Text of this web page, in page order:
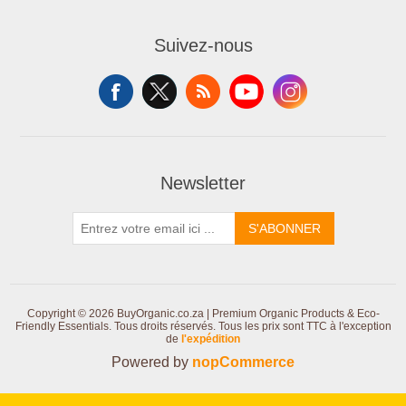
Suivez-nous
Newsletter
S'ABONNER
Copyright © 2026 BuyOrganic.co.za | Premium Organic Products & Eco-
Friendly Essentials. Tous droits réservés. Tous les prix sont TTC à l'exception
de l'expédition
Powered by nopCommerce